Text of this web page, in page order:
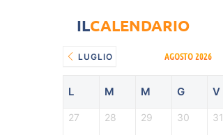
ILCALENDARIO
LUGLIO AGOSTO 2026
L M M G V
27 28 29 30 31